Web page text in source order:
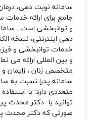
سامانه نوبت دهی،
جامع برای ارائه
و توانبخشی است .
دهی اینترنتی، نسخه
خدمات توانبخشی و
و بین المللی ارائه می
متخصص زنان ، زایمان و
سامانه پدرا نسبت به
متعددی دارد: با
توانید با دکتر محدث
صورتی که دکتر محدث